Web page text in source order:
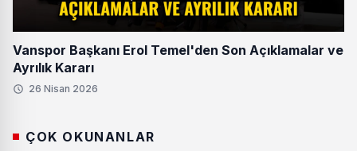
Vanspor Başkanı Erol Temel'den Son Açıklamalar ve
Ayrılık Kararı
26 Nisan 2026
ÇOK OKUNANLAR